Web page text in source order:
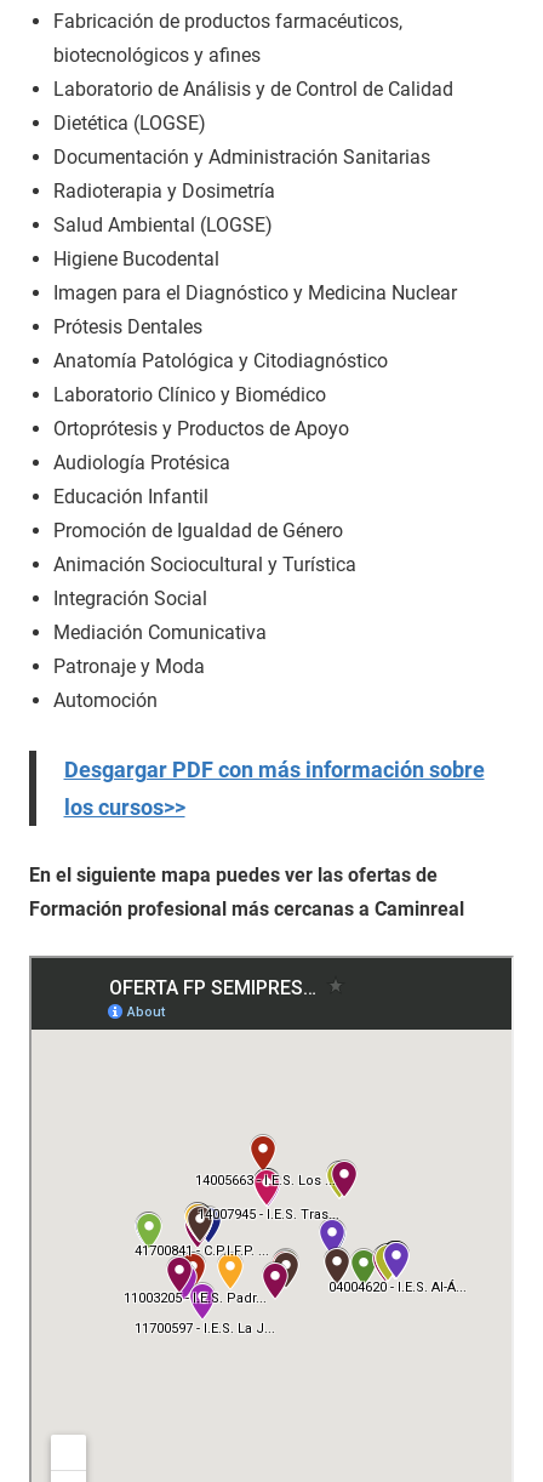
Fabricación de productos farmacéuticos,
biotecnológicos y afines
Laboratorio de Análisis y de Control de Calidad
Dietética (LOGSE)
Documentación y Administración Sanitarias
Radioterapia y Dosimetría
Salud Ambiental (LOGSE)
Higiene Bucodental
Imagen para el Diagnóstico y Medicina Nuclear
Prótesis Dentales
Anatomía Patológica y Citodiagnóstico
Laboratorio Clínico y Biomédico
Ortoprótesis y Productos de Apoyo
Audiología Protésica
Educación Infantil
Promoción de Igualdad de Género
Animación Sociocultural y Turística
Integración Social
Mediación Comunicativa
Patronaje y Moda
Automoción
Desgargar PDF con más información sobre
los cursos>>
En el siguiente mapa puedes ver las ofertas de
Formación profesional más cercanas a Caminreal